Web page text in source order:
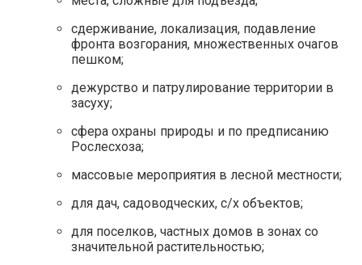
сдерживание, локализация, подавление
фронта возгорания, множественных очагов
пешком;
дежурство и патрулирование территории в
засуху;
сфера охраны природы и по предписанию
Рослесхоза;
массовые мероприятия в лесной местности;
для дач, садоводческих, с/х объектов;
для поселков, частных домов в зонах со
значительной растительностью;